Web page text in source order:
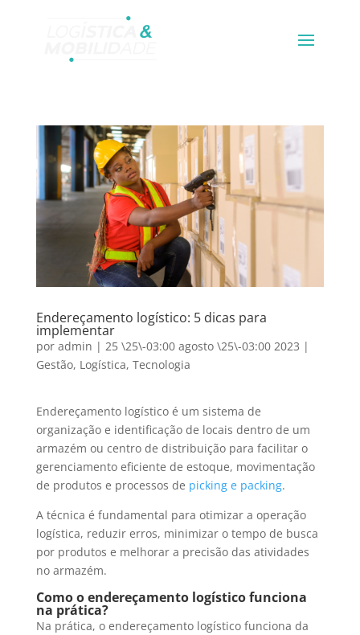
Endereçamento logístico: 5 dicas para
implementar
por admin | 25 \25\-03:00 agosto \25\-03:00 2023 |
Gestão, Logística, Tecnologia
Endereçamento logístico é um sistema de
organização e identificação de locais dentro de um
armazém ou centro de distribuição para facilitar o
gerenciamento eficiente de estoque, movimentação
de produtos e processos de picking e packing.
A técnica é fundamental para otimizar a operação
logística, reduzir erros, minimizar o tempo de busca
por produtos e melhorar a precisão das atividades
no armazém.
Como o endereçamento logístico funciona
na prática?
Na prática, o endereçamento logístico funciona da